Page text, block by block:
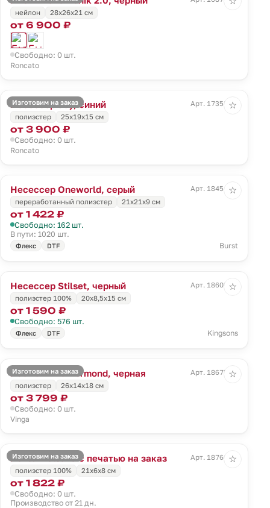
нейлон
28x26x21 см
от 6 900 ₽
Свободно: 0 шт.
Roncato
Изготовим на заказ
Несессер Joy, синий
Арт. 17358.40
полиэстер
25x19x15 см
от 3 900 ₽
Свободно: 0 шт.
Roncato
☆
Несессер Oneworld, серый
Арт. 18454.10
переработанный полиэстер
21х21х9 см
от 1 422 ₽
Свободно: 162 шт.
В пути: 1020 шт.
Флекс DTF Burst
☆
Несессер Stilset, черный
Арт. 18603.30
полиэстер 100%
20x8,5x15 см
от 1 590 ₽
Свободно: 576 шт.
Флекс DTF Kingsons
☆
Изготовим на заказ
Косметичка Bermond, черная
Арт. 18675.30
полиэстер
26x14x18 см
от 3 799 ₽
Свободно: 0 шт.
Vinga
☆
Изготовим на заказ
Пенал Bolsana с печатью на заказ
Арт. 18766.00
полиэстер 100%
21х6х8 см
от 1 822 ₽
Свободно: 0 шт.
Производство от 21 дн.
☆